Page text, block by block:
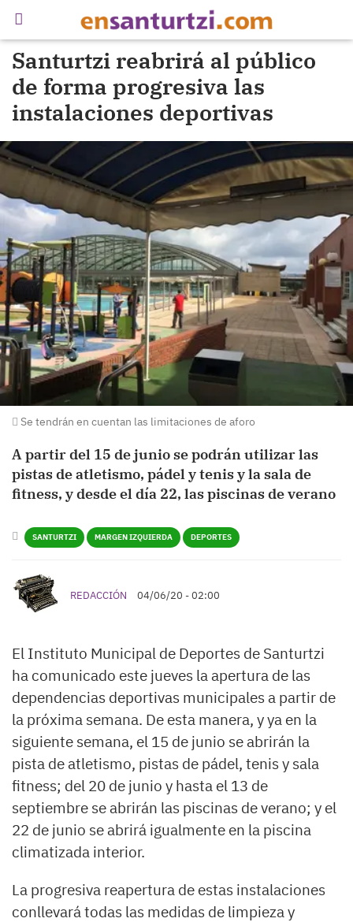
Santurtzi reabrirá al público
de forma progresiva las
instalaciones deportivas
Se tendrán en cuentan las limitaciones de aforo
A partir del 15 de junio se podrán utilizar las
pistas de atletismo, pádel y tenis y la sala de
fitness, y desde el día 22, las piscinas de verano
SANTURTZI MARGEN IZQUIERDA DEPORTES
REDACCIÓN 04/06/20 - 02:00
El Instituto Municipal de Deportes de Santurtzi
ha comunicado este jueves la apertura de las
dependencias deportivas municipales a partir de
la próxima semana. De esta manera, y ya en la
siguiente semana, el 15 de junio se abrirán la
pista de atletismo, pistas de pádel, tenis y sala
fitness; del 20 de junio y hasta el 13 de
septiembre se abrirán las piscinas de verano; y el
22 de junio se abrirá igualmente en la piscina
climatizada interior.
La progresiva reapertura de estas instalaciones
conllevará todas las medidas de limpieza y